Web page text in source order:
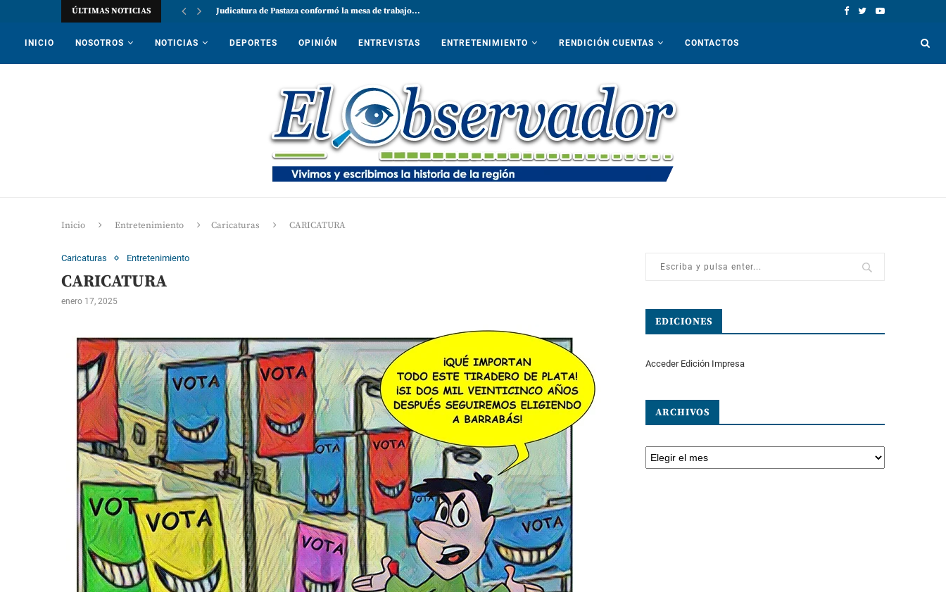
ÚLTIMAS NOTICIAS Judicatura de Pastaza conformó la mesa de trabajo...
INICIO NOSOTROS NOTICIAS DEPORTES OPINIÓN ENTREVISTAS ENTRETENIMIENTO RENDICIÓN CUENTAS CONTACTOS
Inicio Entretenimiento Caricaturas CARICATURA
Caricaturas Entretenimiento
CARICATURA
enero 17, 2025
EDICIONES
Acceder Edición Impresa
ARCHIVOS